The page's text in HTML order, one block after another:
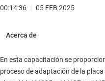
00:14:36 | 05 FEB 2025
En esta capacitación se
proceso de adaptación de la